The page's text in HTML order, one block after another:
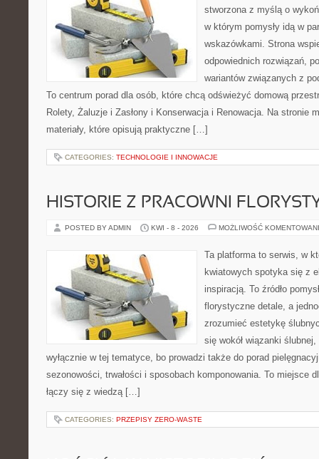
stworzona z myślą o
w którym pomysły idą w
wskazówkami. Strona
odpowiednich rozwiązań,
wariantów związanych z
To centrum porad dla osób, które chcą odświeżyć domową
Rolety, Żaluzje i Zasłony i Konserwacja i Renowacja. Na stronie
materiały, które opisują praktyczne […]
CATEGORIES: TECHNOLOGIE I INNOWACJE
HISTORIE Z PRACOWNI
POSTED BY ADMIN KWI - 8 - 2026 MOŻLIWOŚĆ
Ta platforma to serwis, w
kwiatowych spotyka się z
inspiracją. To źródło
florystyczne detale, a
zrozumieć estetykę
się wokół wiązanki
wyłącznie w tej tematyce, bo prowadzi także do porad
sezonowości, trwałości i sposobach komponowania. To miejsce
łączy się z wiedzą […]
CATEGORIES: PRZEPISY ZERO-WASTE